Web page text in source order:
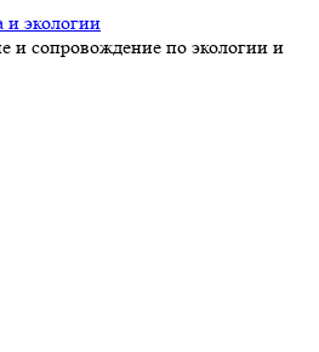
и экологии
и сопровождение по экологии и